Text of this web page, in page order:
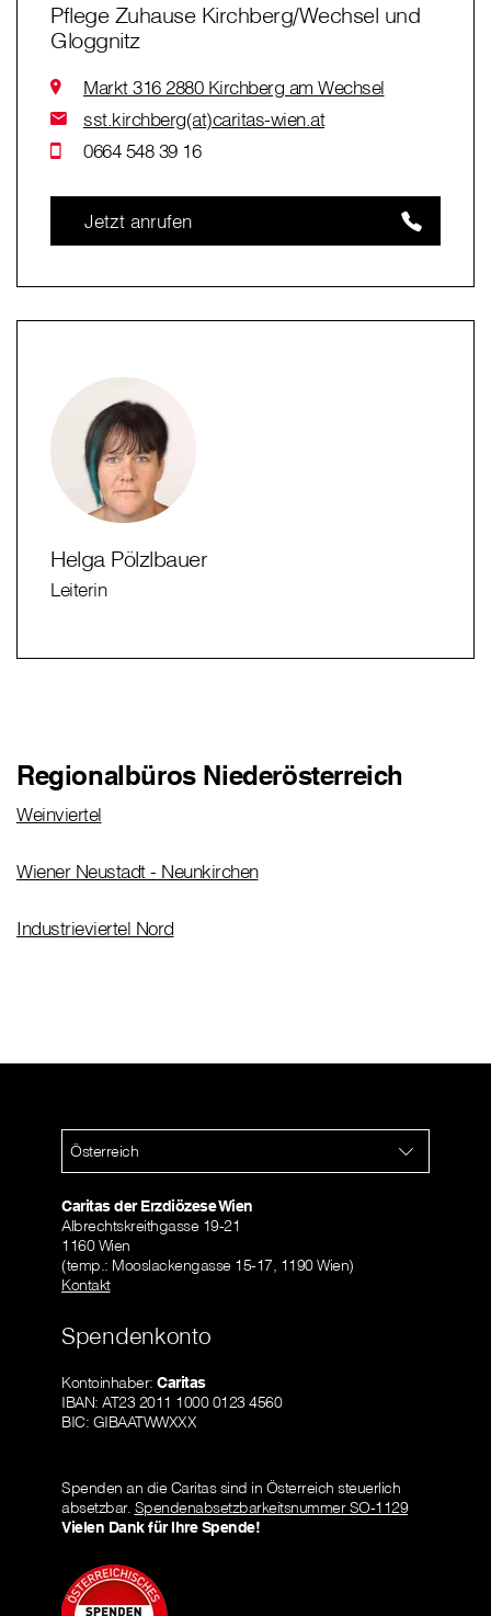
Pflege Zuhause Kirchberg/Wechsel und
Gloggnitz
Markt 316 2880 Kirchberg am Wechsel
sst.kirchberg(at)caritas-wien.at
0664 548 39 16
Jetzt anrufen
Helga Pölzlbauer
Leiterin
Regionalbüros Niederösterreich
Weinviertel
Wiener Neustadt - Neunkirchen
Industrieviertel Nord
Österreich
Caritas der Erzdiözese Wien
Albrechtskreithgasse 19-21
1160 Wien
(temp.: Mooslackengasse 15-17, 1190 Wien)
Kontakt
Spendenkonto
Kontoinhaber: Caritas
IBAN: AT23 2011 1000 0123 4560
BIC: GIBAATWWXXX
Spenden an die Caritas sind in Österreich steuerlich
absetzbar. Spendenabsetzbarkeitsnummer SO-1129
Vielen Dank für Ihre Spende!